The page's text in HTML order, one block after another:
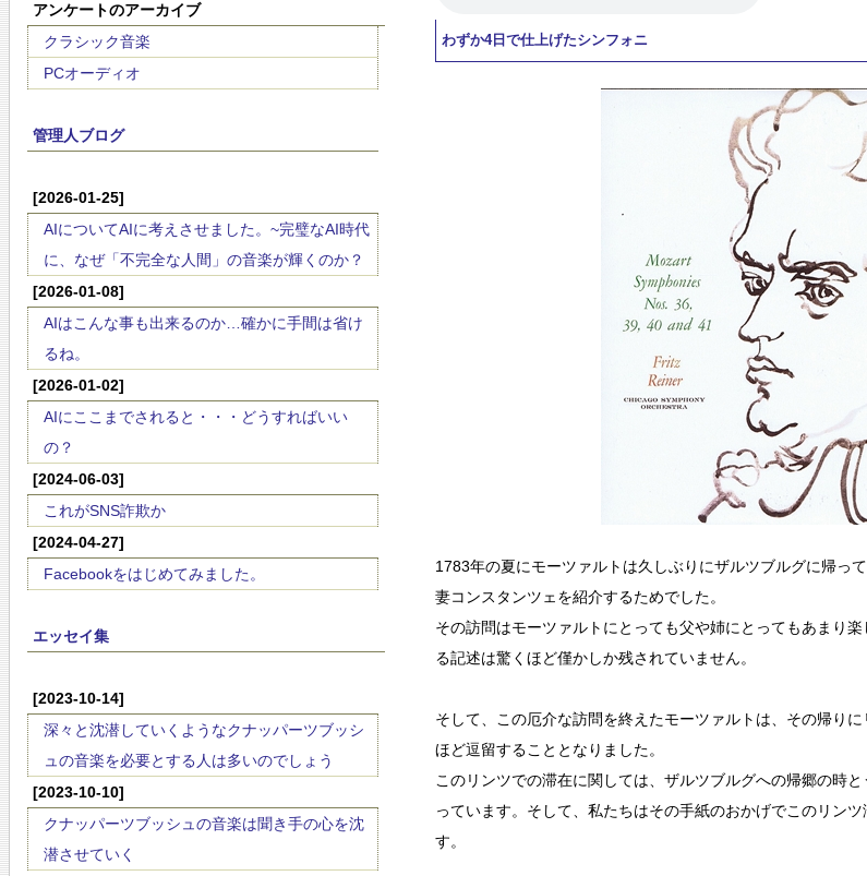
アンケートのアーカイブ
クラシック音楽
PCオーディオ
管理人ブログ
[2026-01-25]
AIについてAIに考えさせました。~完璧なAI時代
に、なぜ「不完全な人間」の音楽が輝くのか？
[2026-01-08]
AIはこんな事も出来るのか…確かに手間は省け
るね。
[2026-01-02]
AIにここまでされると・・・どうすればいい
の？
[2024-06-03]
これがSNS詐欺か
[2024-04-27]
Facebookをはじめてみました。
エッセイ集
[2023-10-14]
深々と沈潜していくようなクナッパーツブッシ
ュの音楽を必要とする人は多いのでしょう
[2023-10-10]
クナッパーツブッシュの音楽は聞き手の心を沈
潜させていく
わずか4日で仕上げたシンフォニ
1783年の夏にモーツァルトは久しぶりにザルツブルグに帰っ
妻コンスタンツェを紹介するためでした。
その訪問はモーツァルトにとっても父や姉にとってもあまり
る記述は驚くほど僅かしか残されていません。
そして、この厄介な訪問を終えたモーツァルトは、その帰り
ほど逗留することとなりました。
このリンツでの滞在に関しては、ザルツブルグへの帰郷の時
っています。そして、私たちはその手紙のおかげでこのリン
す。